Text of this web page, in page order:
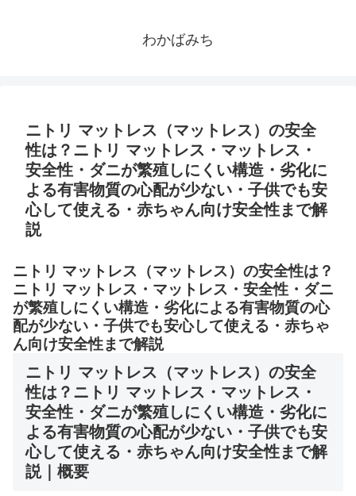
わかばみち
ニトリ マットレス（マットレス）の安全
性は？ニトリ マットレス・マットレス・
安全性・ダニが繁殖しにくい構造・劣化に
よる有害物質の心配が少ない・子供でも安
心して使える・赤ちゃん向け安全性まで解
説
ニトリ マットレス（マットレス）の安全性は？
ニトリ マットレス・マットレス・安全性・ダニ
が繁殖しにくい構造・劣化による有害物質の心
配が少ない・子供でも安心して使える・赤ちゃ
ん向け安全性まで解説
ニトリ マットレス（マットレス）の安全
性は？ニトリ マットレス・マットレス・
安全性・ダニが繁殖しにくい構造・劣化に
よる有害物質の心配が少ない・子供でも安
心して使える・赤ちゃん向け安全性まで解
説｜概要